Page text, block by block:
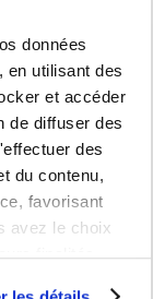
données
en utilisant des
et accéder
de diffuser des
des
du contenu,
favorisant
avez le choix
finalités.
Bruce 06 66
- 7A,